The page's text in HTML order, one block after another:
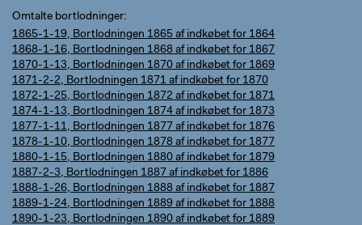
Omtalte bortlodninger
1865-1-19, Bortlodningen 1865 af indkøbet for 1864
1868-1-16, Bortlodningen 1868 af indkøbet for 1867
1870-1-13, Bortlodningen 1870 af indkøbet for 1869
1871-2-2, Bortlodningen 1871 af indkøbet for 1870
1872-1-25, Bortlodningen 1872 af indkøbet for 1871
1874-1-13, Bortlodningen 1874 af indkøbet for 1873
1877-1-11, Bortlodningen 1877 af indkøbet for 1876
1878-1-10, Bortlodningen 1878 af indkøbet for 1877
1880-1-15, Bortlodningen 1880 af indkøbet for 1879
1887-2-3, Bortlodningen 1887 af indkøbet for 1886
1888-1-26, Bortlodningen 1888 af indkøbet for 1887
1889-1-24, Bortlodningen 1889 af indkøbet for 1888
1890-1-23, Bortlodningen 1890 af indkøbet for 1889